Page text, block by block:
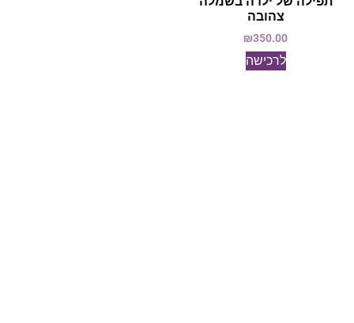
צהובה
₪350.00
לרכישה